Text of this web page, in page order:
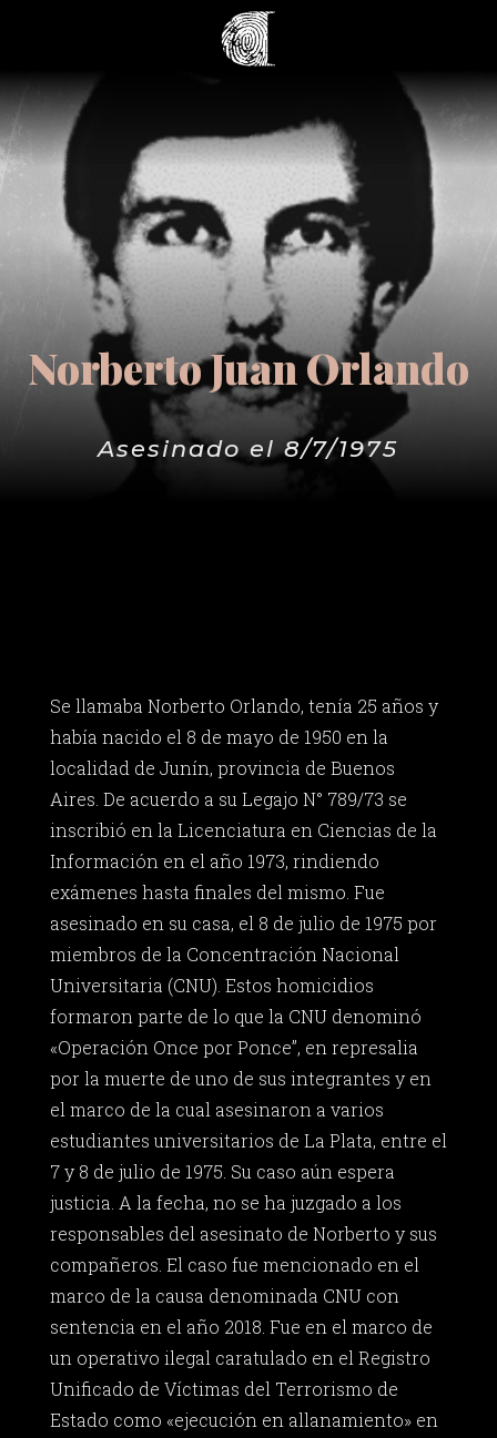
Norberto Juan Orlando
Asesinado el 8/7/1975
Se llamaba Norberto Orlando, tenía 25 años y
había nacido el 8 de mayo de 1950 en la
localidad de Junín, provincia de Buenos
Aires. De acuerdo a su Legajo N° 789/73 se
inscribió en la Licenciatura en Ciencias de la
Información en el año 1973, rindiendo
exámenes hasta finales del mismo. Fue
asesinado en su casa, el 8 de julio de 1975 por
miembros de la Concentración Nacional
Universitaria (CNU). Estos homicidios
formaron parte de lo que la CNU denominó
«Operación Once por Ponce”, en represalia
por la muerte de uno de sus integrantes y en
el marco de la cual asesinaron a varios
estudiantes universitarios de La Plata, entre el
7 y 8 de julio de 1975. Su caso aún espera
justicia. A la fecha, no se ha juzgado a los
responsables del asesinato de Norberto y sus
compañeros. El caso fue mencionado en el
marco de la causa denominada CNU con
sentencia en el año 2018. Fue en el marco de
un operativo ilegal caratulado en el Registro
Unificado de Víctimas del Terrorismo de
Estado como «ejecución en allanamiento» en